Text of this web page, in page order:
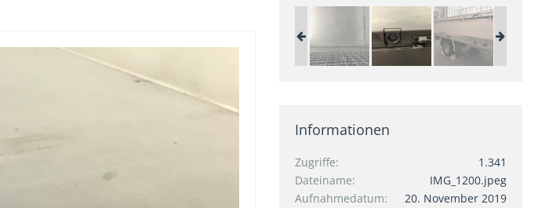
Informationen
Zugriffe
1.341
Dateiname
IMG_1200.jpeg
Aufnahmedatum
20. November 2019